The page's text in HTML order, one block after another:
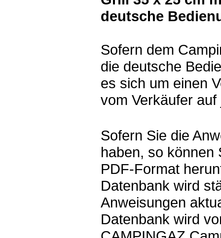
deutsche
Sofern dem
die deutsche
es sich um einen
vom Verkäufer
Sofern Sie die
haben, so können
PDF-Format
Datenbank wird
Anweisungen
Datenbank wird